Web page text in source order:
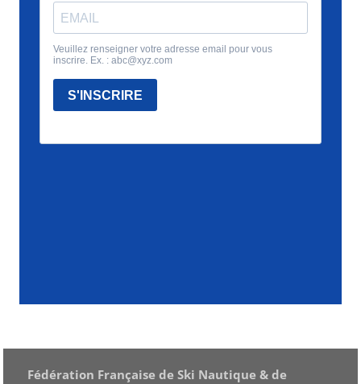
Fédération Française de Ski Nautique & de